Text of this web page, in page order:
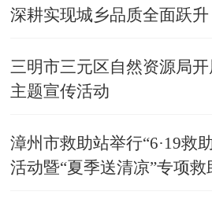
深耕实现城乡品质全面跃升
三明市三元区自然资源局开
主题宣传活动
漳州市救助站举行“6·19救
活动暨“夏季送清凉”专项救